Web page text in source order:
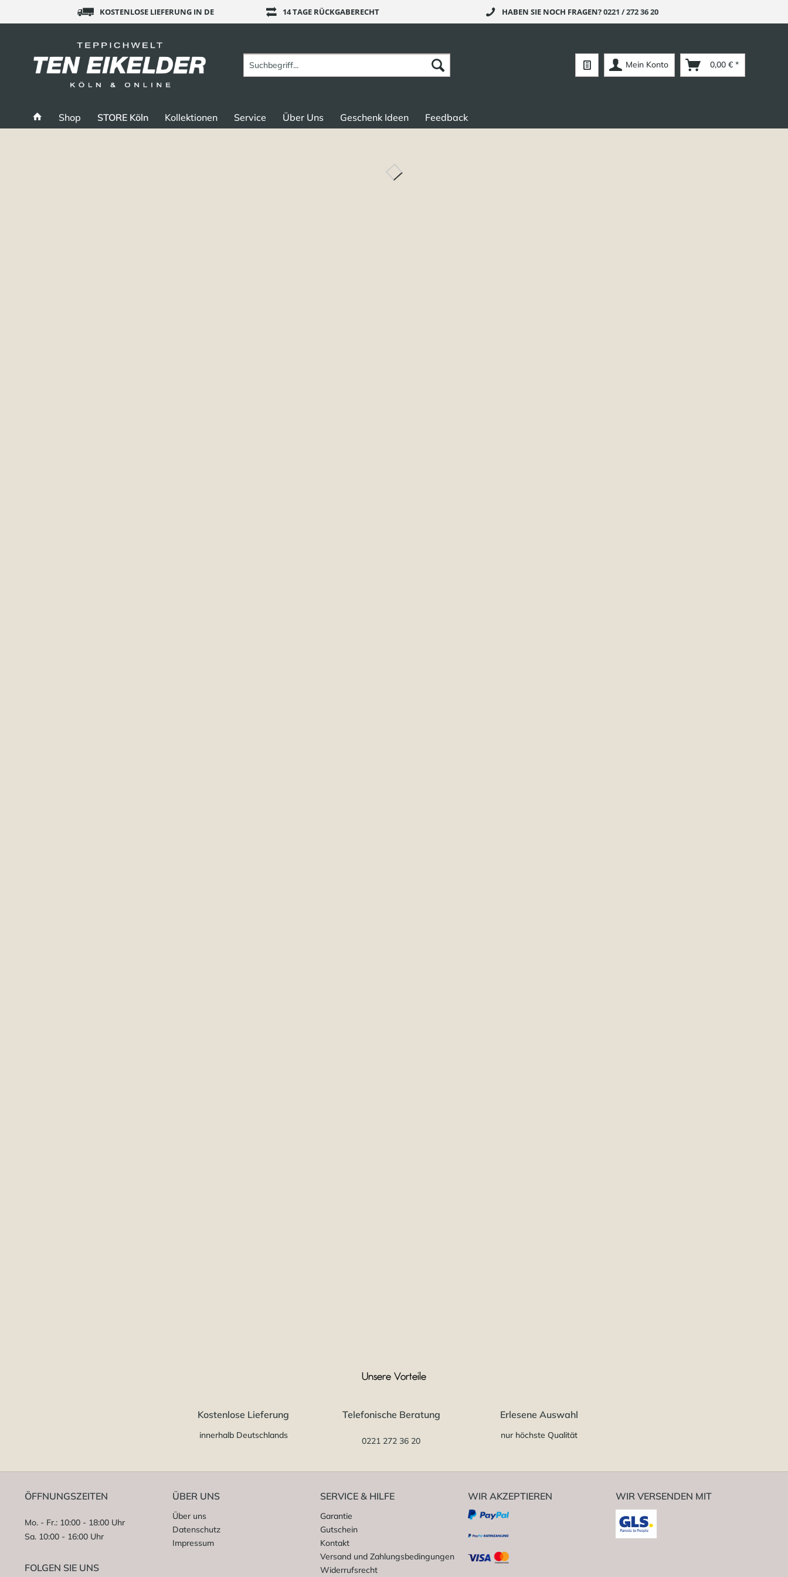
KOSTENLOSE LIEFERUNG IN DE 14 TAGE RÜCKGABERECHT HABEN SIE NOCH FRAGEN?0221 / 272 36 20
Mein Konto 0,00 € *
Shop STORE Köln Kollektionen Service Über Uns Geschenk Ideen Feedback
Unsere Vorteile
Kostenlose Lieferung
innerhalb Deutschlands
Telefonische Beratung
0221 272 36 20
Erlesene Auswahl
nur höchste Qualität
ÖFFNUNGSZEITEN
Mo. - Fr.: 10:00 - 18:00 Uhr
Sa. 10:00 - 16:00 Uhr
FOLGEN SIE UNS
ÜBER UNS
Über uns
Datenschutz
Impressum
SERVICE & HILFE
Garantie
Gutschein
Kontakt
Versand und Zahlungsbedingungen
Widerrufsrecht
WIR AKZEPTIEREN WIR VERSENDEN MIT